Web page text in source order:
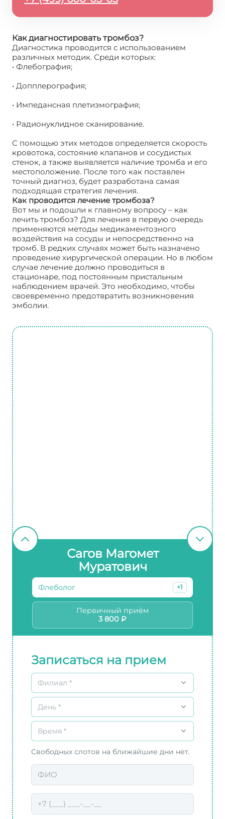
Как диагностировать тромбоз?
Диагностика проводится с использованием
различных методик. Среди которых:
• Флебография;
• Допплерография;
• Импедансная плетизмография;
• Радионуклидное сканирование.
С помощью этих методов определяется скорость
кровотока, состояние клапанов и сосудистых
стенок, а также выявляется наличие тромба и его
местоположение. После того как поставлен
точный диагноз, будет разработана самая
подходящая стратегия лечения.
Как проводится лечение тромбоза?
Вот мы и подошли к главному вопросу – как
лечить тромбоз? Для лечения в первую очередь
применяются методы медикаментозного
воздействия на сосуды и непосредственно на
тромб. В редких случаях может быть назначено
проведение хирургической операции. Но в любом
случае лечение должно проводиться в
стационаре, под постоянным пристальным
наблюдением врачей. Это необходимо, чтобы
своевременно предотвратить возникновения
эмболии.
Сагов Магомет
Муратович
Флеболог +1
Первичный приём
3 800 ₽
Записаться на прием
Филиал *
День *
Время *
Свободных слотов на ближайшие дни нет.